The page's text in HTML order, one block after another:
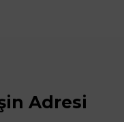
Adresi